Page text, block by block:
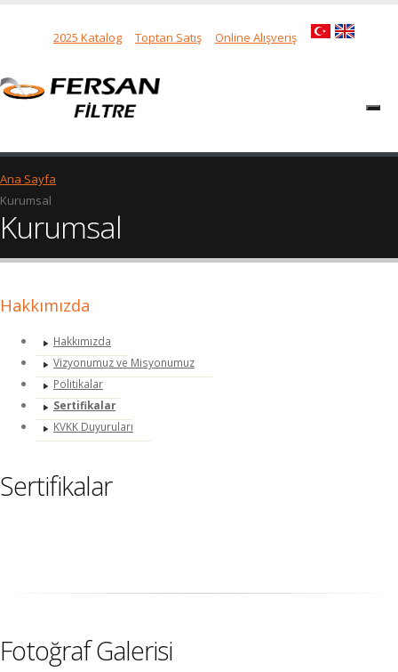
2025 Katalog Toptan Satış Online Alışveriş
Ana Sayfa
Kurumsal
Kurumsal
Hakkımızda
Hakkımızda
Vizyonumuz ve Misyonumuz
Politikalar
Sertifikalar
KVKK Duyuruları
Sertifikalar
Fotoğraf Galerisi